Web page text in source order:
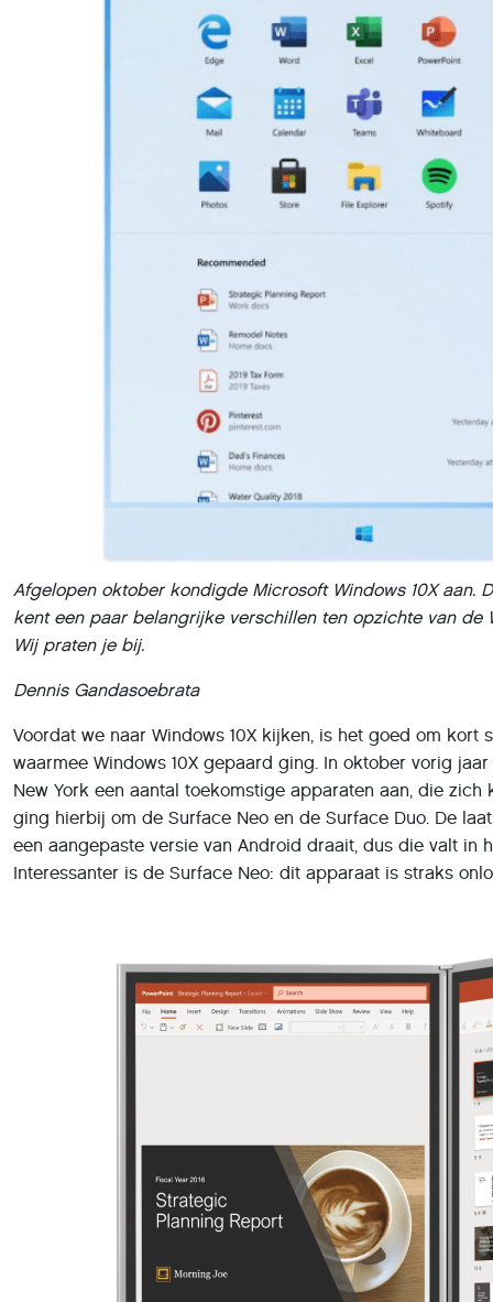
Afgelopen oktober kondigde Microsoft Windows 10X aan.
kent een paar belangrijke verschillen ten opzichte van de
Wij praten je bij.
Dennis Gandasoebrata
Voordat we naar Windows 10X kijken, is het goed om
waarmee Windows 10X gepaard ging. In oktober vorig
New York een aantal toekomstige apparaten aan, die
ging hierbij om de Surface Neo en de Surface Duo. De
een aangepaste versie van Android draait, dus die valt in
Interessanter is de Surface Neo: dit apparaat is straks